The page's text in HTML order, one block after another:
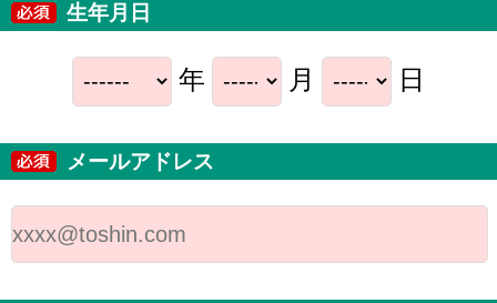
生年月日
年 月 日
メールアドレス